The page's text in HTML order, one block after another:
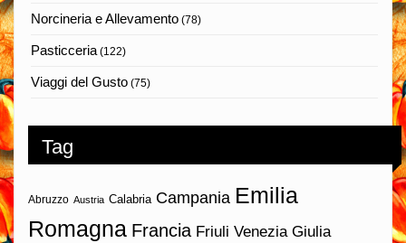
Norcineria e Allevamento (78)
Pasticceria(122)
Viaggi del Gusto (75)
Tag
Abruzzo Austria Calabria Campania Emilia
Romagna Francia Friuli Venezia Giulia